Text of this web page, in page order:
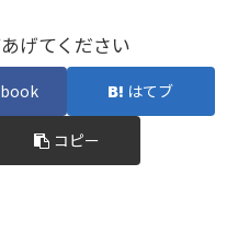
げてください
はてブ
コピー